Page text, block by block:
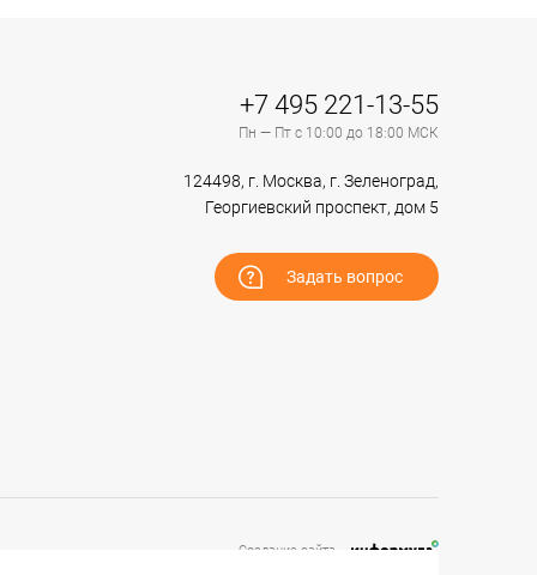
+7 495 221-13-55
Пн — Пт с 10:00 до 18:00 МСК
124498, г. Москва, г. Зеленоград,
Георгиевский проспект, дом 5
Задать вопрос
Создание сайта –